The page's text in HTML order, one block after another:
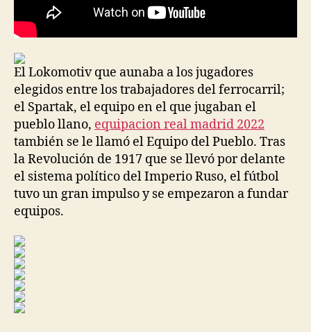
El Lokomotiv que aunaba a los jugadores
elegidos entre los trabajadores del ferrocarril;
el Spartak, el equipo en el que jugaban el
pueblo llano, equipacion real madrid 2022
también se le llamó el Equipo del Pueblo. Tras
la Revolución de 1917 que se llevó por delante
el sistema político del Imperio Ruso, el fútbol
tuvo un gran impulso y se empezaron a fundar
equipos.